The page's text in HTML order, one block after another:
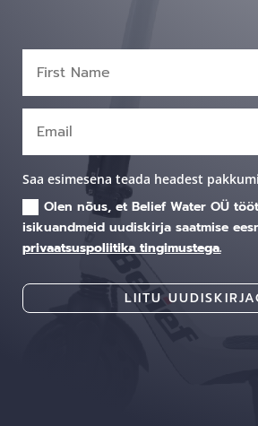
Saa esimesena teada headest
Olen nõus, et Belief Water OÜ
isikuandmeid uudiskirja saatmise
privaatsuspoliitika tingimustega.
LIITU